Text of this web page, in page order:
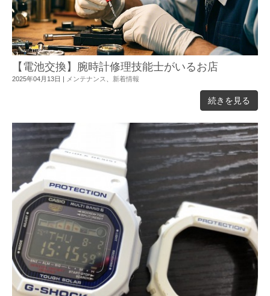
【電池交換】腕時計修理技能士がいるお店
2025年04月13日 | メンテナンス 新着情報
続きを見る